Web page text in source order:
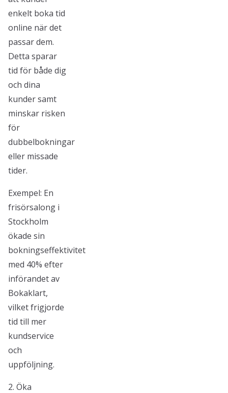
enkelt boka tid
online när det
passar dem.
Detta sparar
tid för både dig
och dina
kunder samt
minskar risken
för
dubbelbokningar
eller missade
tider.
Exempel: En
frisörsalong i
Stockholm
ökade sin
bokningseffektivitet
med 40% efter
införandet av
Bokaklart,
vilket frigjorde
tid till mer
kundservice
och
uppföljning.
2. Öka